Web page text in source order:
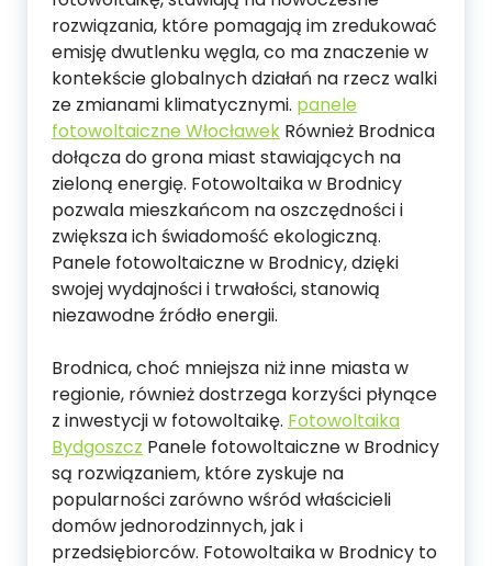
rozwiązania, które pomagają im zredukować
emisję dwutlenku węgla, co ma znaczenie w
kontekście globalnych działań na rzecz walki
ze zmianami klimatycznymi. panele
fotowoltaiczne Włocławek Również Brodnica
dołącza do grona miast stawiających na
zieloną energię. Fotowoltaika w Brodnicy
pozwala mieszkańcom na oszczędności i
zwiększa ich świadomość ekologiczną.
Panele fotowoltaiczne w Brodnicy, dzięki
swojej wydajności i trwałości, stanowią
niezawodne źródło energii.
Brodnica, choć mniejsza niż inne miasta w
regionie, również dostrzega korzyści płynące
z inwestycji w fotowoltaikę. Fotowoltaika
Bydgoszcz Panele fotowoltaiczne w Brodnicy
są rozwiązaniem, które zyskuje na
popularności zarówno wśród właścicieli
domów jednorodzinnych, jak i
przedsiębiorców. Fotowoltaika w Brodnicy to